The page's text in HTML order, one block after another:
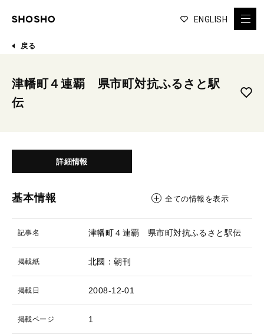
ENGLISH
戻る
津幡町４連覇 県市町対抗ふるさと駅
伝
詳細情報
基本情報 全ての情報を表示
記事名 津幡町４連覇 県市町対抗ふるさと駅伝
掲載紙 北國：朝刊
掲載日 2008-12-01
掲載ページ 1